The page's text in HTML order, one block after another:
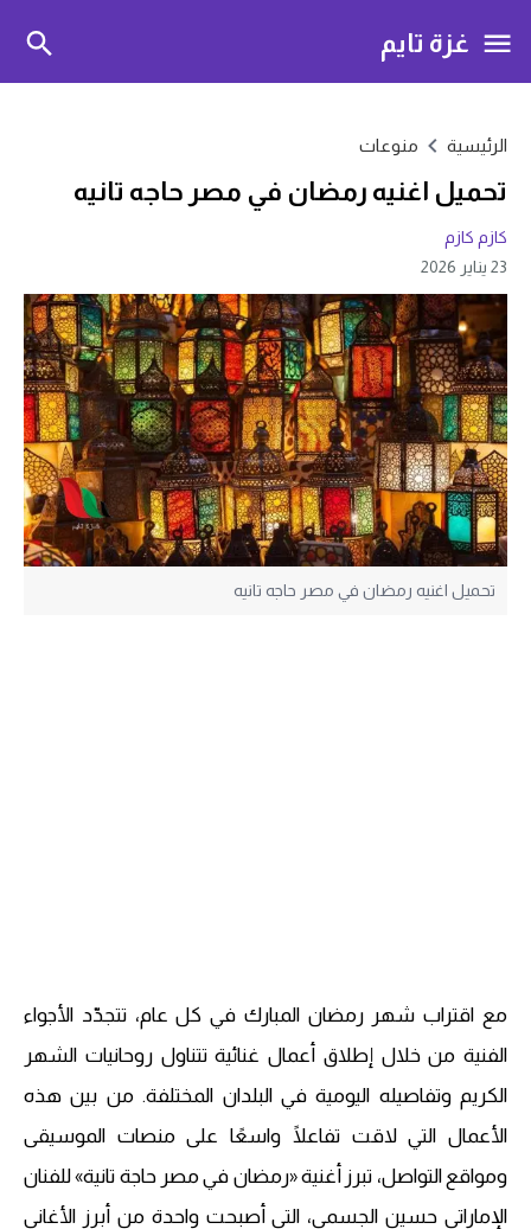
غزة تايم
الرئيسية منوعات
تحميل اغنيه رمضان في مصر حاجه تانيه
كازم كازم
23 يناير 2026
تحميل اغنيه رمضان في مصر حاجه تانيه
مع اقتراب شهر رمضان المبارك في كل عام، تتجدّد الأجواء
الفنية من خلال إطلاق أعمال غنائية تتناول روحانيات الشهر
الكريم وتفاصيله اليومية في البلدان المختلفة. من بين هذه
الأعمال التي لاقت تفاعلًا واسعًا على منصات الموسيقى
ومواقع التواصل، تبرز أغنية «رمضان في مصر حاجة تانية» للفنان
الإماراتي حسين الجسمي، التي أصبحت واحدة من أبرز الأغاني